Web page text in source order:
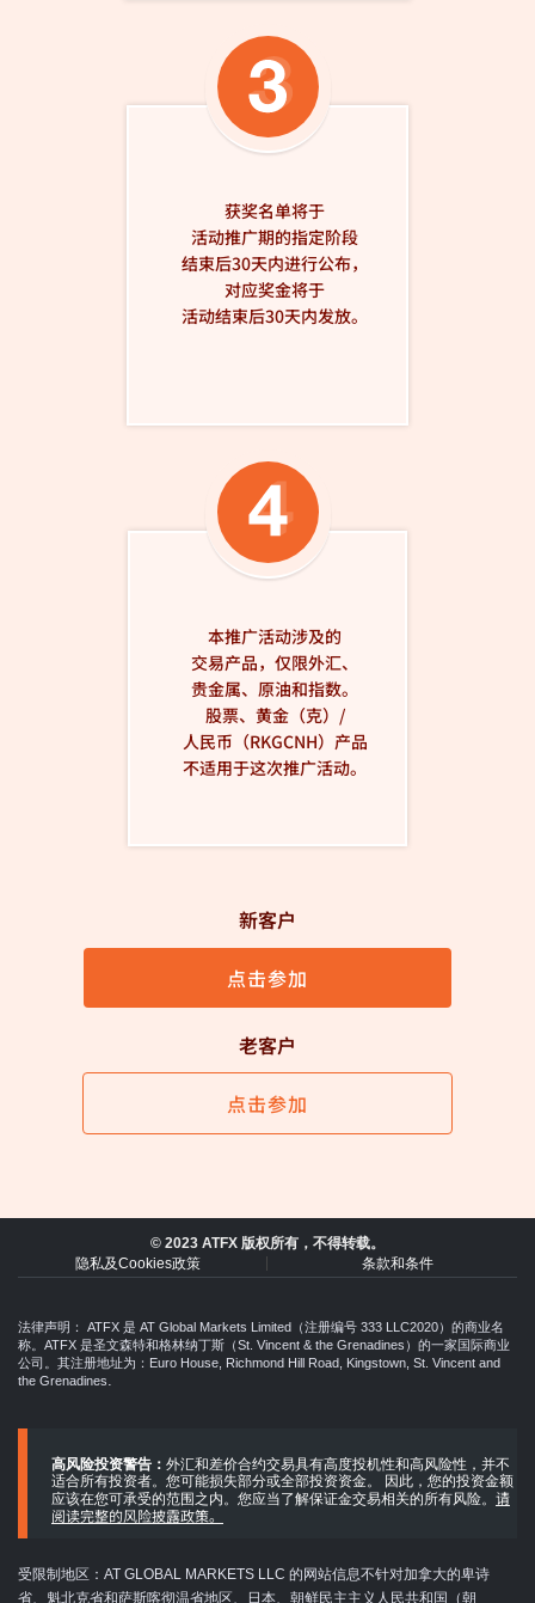
获奖名单将于
活动推广期的指定阶段
结束后30天内进行公布，
对应奖金将于
活动结束后30天内发放。
本推广活动涉及的
交易产品，仅限外汇、
贵金属、原油和指数。
股票、黄金（克）/
人民币（RKGCNH）产品
不适用于这次推广活动。
新客户
点击参加
老客户
点击参加
© 2023 ATFX 版权所有，不得转载。
隐私及Cookies政策
条款和条件
法律声明： ATFX 是 AT Global Markets Limited（注册编号 333 LLC2020）的商业名
称。ATFX 是圣文森特和格林纳丁斯（St. Vincent & the Grenadines）的一家国际商业
公司。其注册地址为：Euro House, Richmond Hill Road, Kingstown, St. Vincent and
the Grenadines.
高风险投资警告： 外汇和差价合约交易具有高度投机性和高风险性，并不
适合所有投资者。您可能损失部分或全部投资资金。 因此，您的投资金额
应该在您可承受的范围之内。您应当了解保证金交易相关的所有风险。 请
阅读完整的风险披露政策。
受限制地区：AT GLOBAL MARKETS LLC 的网站信息不针对加拿大的卑诗
省、魁北克省和萨斯喀彻温省地区、日本、朝鲜民主主义人民共和国（朝